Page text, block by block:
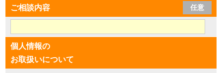
ご相談内容 任意
個人情報の
お取扱いについて